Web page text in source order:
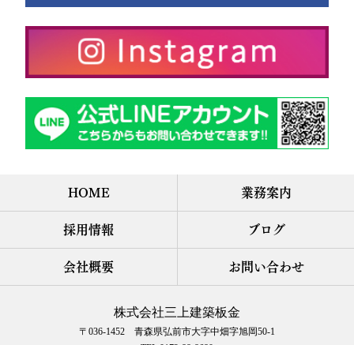
HOME 業務案内
採用情報 ブログ
会社概要 お問い合わせ
株式会社三上建築板金
〒036-1452 青森県弘前市大字中畑字旭岡50-1